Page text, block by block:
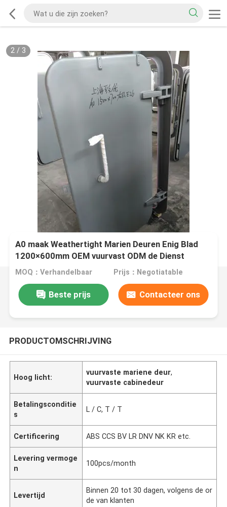
2/ 3
A0 maak Weathertight Marien Deuren Enig Blad
1200×600mm OEM vuurvast ODM de Dienst
MOQ：Verhandelbaar Prijs：Negotiatable
Beste prijs Contacteer ons
PRODUCTOMSCHRIJVING
Hoog licht:
vuurvaste mariene deur,
vuurvaste cabinedeur
Betalingsconditie
s
L / C, T / T
Certificering ABS CCS BV LR DNV NK KR etc.
Levering vermoge
n
100pcs/month
Levertijd
Binnen 20 tot 30 dagen, volgens de or
de van klanten